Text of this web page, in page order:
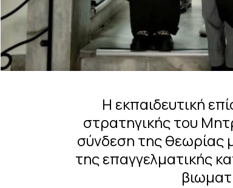
Η εκπαιδευτική
στρατηγικής του
σύνδεση της θεωρίας
της επαγγελματικής